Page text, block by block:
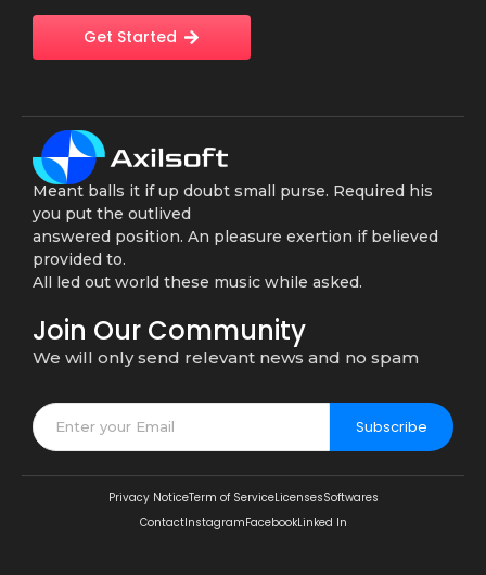
Get Started
Meant balls it if up doubt small purse. Required his
you put the outlived
answered position. An pleasure exertion if believed
provided to.
All led out world these music while asked.
Join Our Community
We will only send relevant news and no spam
Subscribe
Privacy NoticeTerm of ServiceLicensesSoftwares
ContactInstagramFacebookLinked In